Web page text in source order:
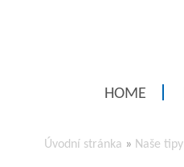
HOME
Úvodní stránka » Naše tipy